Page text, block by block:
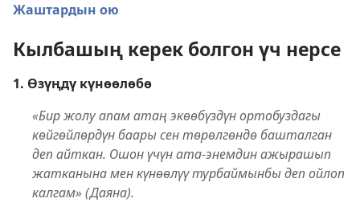
Жаштардын ою
Кылбашың керек болгон үч нерсе
1. Өзүңдү күнөөлөбө
«Бир жолу апам атаң экөөбүздүн ортобуздагы
көйгөйлөрдүн баары сен төрөлгөндө башталган
деп айткан. Ошон үчүн ата-энемдин ажырашып
жатканына мен күнөөлүү турбаймынбы деп ойлоп
калгам» (Даяна).